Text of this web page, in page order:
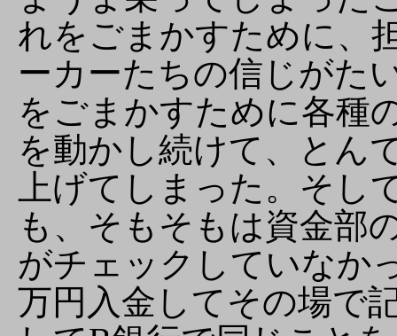
れをごまかすために、
ーカーたちの信じがた
をごまかすために各種
を動かし続けて、とん
上げてしまった。そし
も、そもそもは資金部
がチェックしていなか
万円入金してその場で